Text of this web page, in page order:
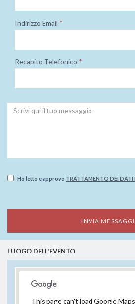
Indirizzo Email *
Recapito Telefonico *
Ho letto e approvo TRATTAMENTO DEI DATI
LUOGO DELL'EVENTO
This page can't load Google